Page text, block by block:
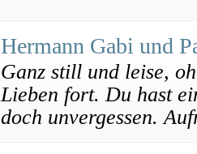
Hermann Gabi und
Ganz still und leise,
Lieben fort. Du hast
doch unvergessen.